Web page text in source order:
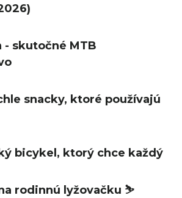
- skutočné MTB
snacky, ktoré používajú
bicykel, ktorý chce každý
rodinnú lyžovačku ⛷️